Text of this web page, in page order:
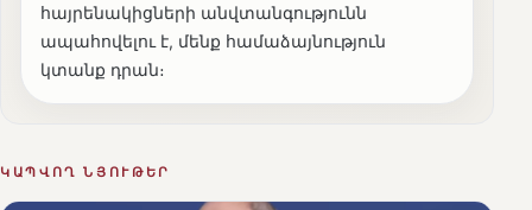
հայրենակիցների անվտանգությունն
ապահովելու է, մենք համաձայնություն
կտանք դրան։
ԿԱՊՎՈՂ ՆՅՈՒԹԵՐ